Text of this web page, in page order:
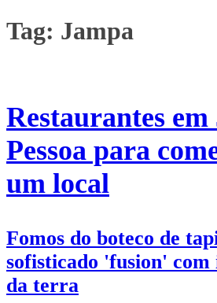
Tag: Jampa
Restaurantes em
Pessoa para
um local
Fomos do boteco de
sofisticado 'fusion' com
da terra